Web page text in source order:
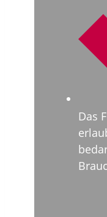
Das